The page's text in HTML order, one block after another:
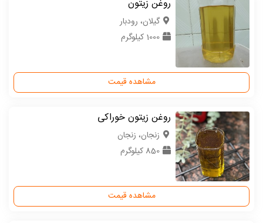
روغن زیتون
گیلان، رودبار
1000 کیلوگرم
مشاهده قیمت
روغن زیتون خوراکی
زنجان، زنجان
850 کیلوگرم
مشاهده قیمت